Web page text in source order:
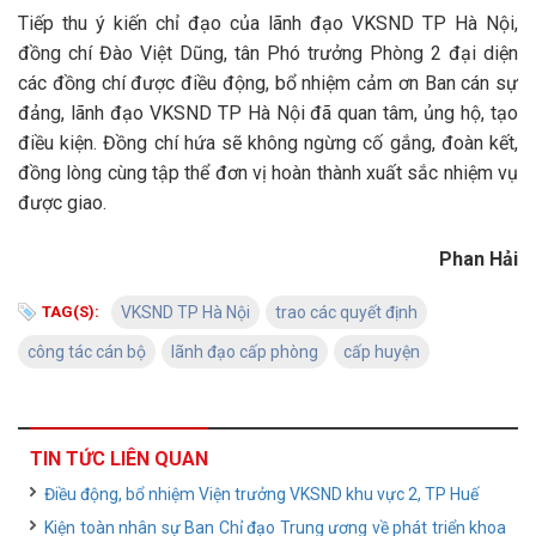
Tiếp thu ý kiến chỉ đạo của lãnh đạo VKSND TP Hà Nội,
đồng chí Đào Việt Dũng, tân Phó trưởng Phòng 2 đại diện
các đồng chí được điều động, bổ nhiệm cảm ơn Ban cán sự
đảng, lãnh đạo VKSND TP Hà Nội đã quan tâm, ủng hộ, tạo
điều kiện. Đồng chí hứa sẽ không ngừng cố gắng, đoàn kết,
đồng lòng cùng tập thể đơn vị hoàn thành xuất sắc nhiệm vụ
được giao.
Phan Hải
TAG(S): VKSND TP Hà Nội trao các quyết định
công tác cán bộ lãnh đạo cấp phòng cấp huyện
TIN TỨC LIÊN QUAN
Điều động, bổ nhiệm Viện trưởng VKSND khu vực 2, TP Huế
Kiện toàn nhân sự Ban Chỉ đạo Trung ương về phát triển khoa